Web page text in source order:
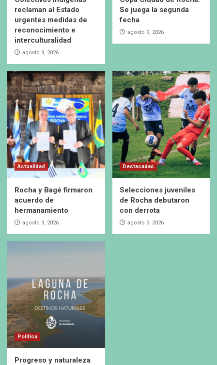
reclaman al Estado
urgentes medidas de
reconocimiento e
interculturalidad
agosto 9, 2026
Se juega la segunda
fecha
agosto 9, 2026
Actualidad
Rocha y Bagé firmaron
acuerdo de
hermanamiento
agosto 9, 2026
Destacadas
Selecciones juveniles
de Rocha debutaron
con derrota
agosto 9, 2026
Política
Progreso y naturaleza